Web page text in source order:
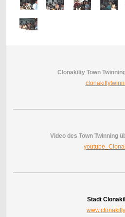
Clonakilty Town
Video des Town Twinning
Stadt